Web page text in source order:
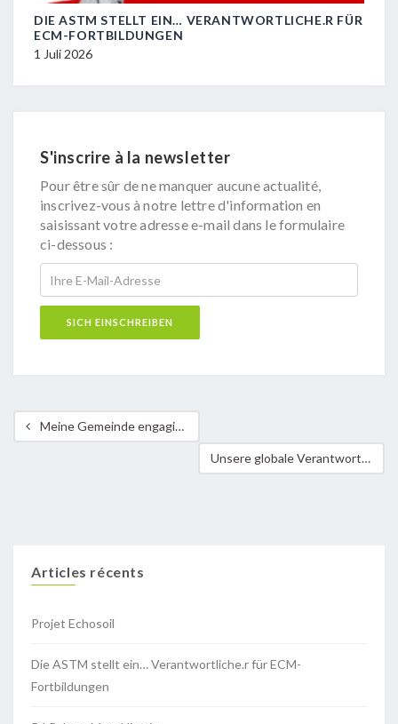
DIE ASTM STELLT EIN… VERANTWORTLICHE.R FÜR
ECM-FORTBILDUNGEN
1 Juli 2026
S'inscrire à la newsletter
Pour être sûr de ne manquer aucune actualité,
inscrivez-vous à notre lettre d'information en
saisissant votre adresse e-mail dans le formulaire
ci-dessous :
Meine Gemeinde engagiert sich für die Erde
Unsere globale Verantwortung
Articles récents
Projet Echosoil
Die ASTM stellt ein… Verantwortliche.r für ECM-
Fortbildungen